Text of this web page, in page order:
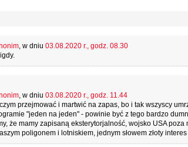
, w dniu 03.08.2020 r., godz. 08.30
, w dniu 03.08.2020 r., godz. 11.44
przejmować i martwić na zapas, bo i tak wszyscy
"jeden na jeden" - powinie być z tego bardzo
że mamy zapisaną eksterytorjalność, wojsko USA
poligonem i lotniskiem, jednym słowem złoty